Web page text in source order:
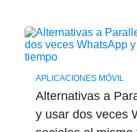
APLICACIONES MÓVIL
Alternativas a
y usar dos veces